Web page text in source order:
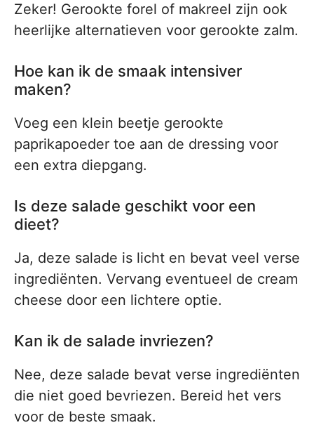
Zeker! Gerookte forel of makreel zijn ook
heerlijke alternatieven voor gerookte zalm.
Hoe kan ik de smaak intensiver
maken?
Voeg een klein beetje gerookte
paprikapoeder toe aan de dressing voor
een extra diepgang.
Is deze salade geschikt voor een
dieet?
Ja, deze salade is licht en bevat veel verse
ingrediënten. Vervang eventueel de cream
cheese door een lichtere optie.
Kan ik de salade invriezen?
Nee, deze salade bevat verse ingrediënten
die niet goed bevriezen. Bereid het vers
voor de beste smaak.